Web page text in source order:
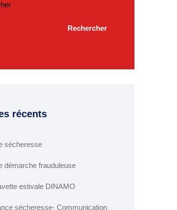
Rechercher
récents
sécheresse
démarche frauduleuse
estivale DINAMO
sécheresse- Communication